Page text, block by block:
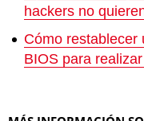
hackers no
Cómo restablecer
BIOS para